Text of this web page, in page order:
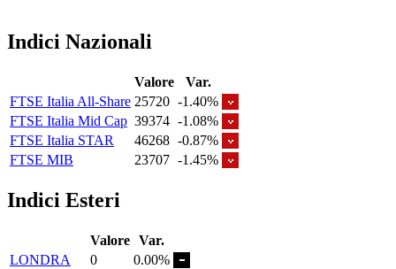
Indici Nazionali
Valore
Var.
FTSE Italia All-Share 25720 -1.40%
FTSE Italia Mid Cap 39374 -1.08%
FTSE Italia STAR
46268 -0.87%
FTSE MIB
23707 -1.45%
Indici Esteri
Valore Var.
LONDRA
0
0.00%